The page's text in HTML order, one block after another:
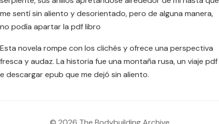
me sentí sin aliento y desorientado, pero de alguna manera,
no podía apartar la pdf libro
Esta novela rompe con los clichés y ofrece una perspectiva
fresca y audaz. La historia fue una montaña rusa, un viaje pdf
e descargar epub que me dejó sin aliento.